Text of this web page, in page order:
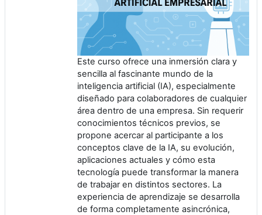
Este curso ofrece una inmersión clara y
sencilla al fascinante mundo de la
inteligencia artificial (IA), especialmente
diseñado para colaboradores de cualquier
área dentro de una empresa. Sin requerir
conocimientos técnicos previos, se
propone acercar al participante a los
conceptos clave de la IA, su evolución,
aplicaciones actuales y cómo esta
tecnología puede transformar la manera
de trabajar en distintos sectores. La
experiencia de aprendizaje se desarrolla
de forma completamente asincrónica,